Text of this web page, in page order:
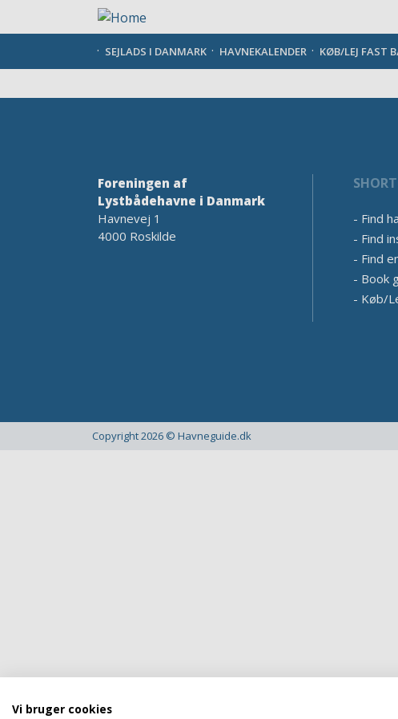
SEJLADS I DANMARK HAVNEKALENDER KØB/LEJ FAST
Foreningen af
Lystbådehavne i Danmark
Havnevej 1
4000 Roskilde
Find
Find
Find
Book
Køb/
Copyright 2026 © Havneguide.dk
Vi bruger cookies